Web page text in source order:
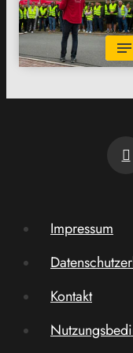
Impressum
Kontakt